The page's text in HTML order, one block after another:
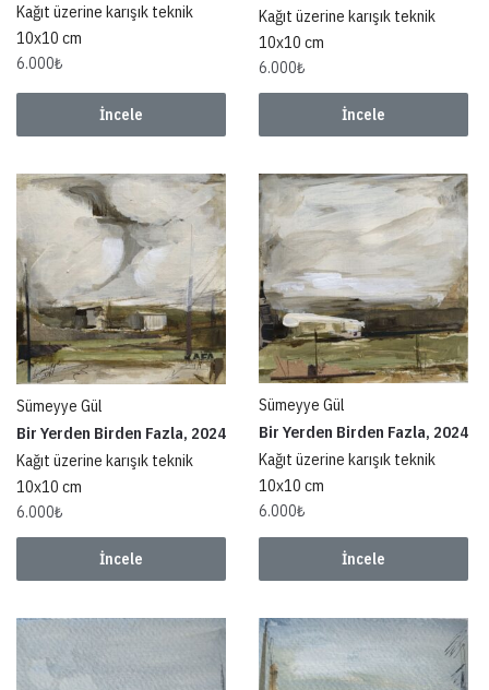
Kağıt üzerine karışık teknik
10x10 cm
6.000₺
İncele
Kağıt üzerine karışık teknik
10x10 cm
6.000₺
İncele
Sümeyye Gül
Bir Yerden Birden Fazla, 2024
Kağıt üzerine karışık teknik
10x10 cm
6.000₺
İncele
Sümeyye Gül
Bir Yerden Birden Fazla, 2024
Kağıt üzerine karışık teknik
10x10 cm
6.000₺
İncele